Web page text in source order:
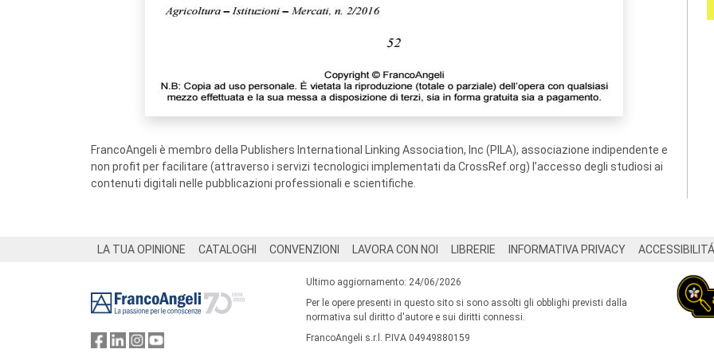
FrancoAngeli è membro della Publishers International Linking Association, Inc (PILA), associazione indipendente e
non profit per facilitare (attraverso i servizi tecnologici implementati da CrossRef.org) l’accesso degli studiosi ai
contenuti digitali nelle pubblicazioni professionali e scientifiche.
LA TUA OPINIONE CATALOGHI CONVENZIONI LAVORA CON NOI LIBRERIE INFORMATIVA PRIVACY ACCESSIBILITÁ
Ultimo aggiornamento: 24/06/2026
Per le opere presenti in questo sito si sono assolti gli obblighi previsti dalla
normativa sul diritto d'autore e sui diritti connessi.
FrancoAngeli s.r.l. P.IVA 04949880159